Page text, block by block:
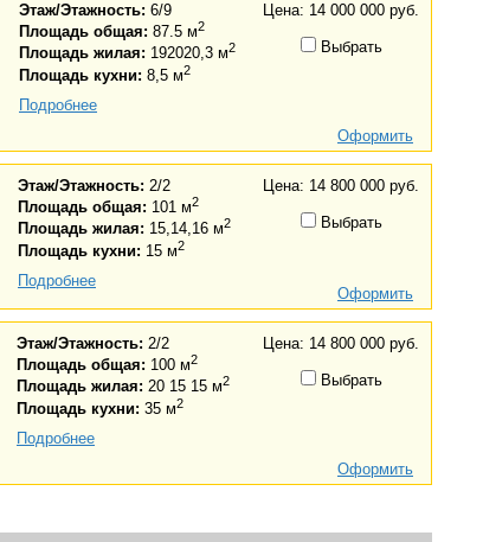
Этаж/Этажность: 6/9
Площадь общая: 87.5 м2
Площадь жилая: 192020,3 м2
Площадь кухни: 8,5 м2
Подробнее
Цена: 14 000 000 руб.
Выбрать
Оформить
Этаж/Этажность: 2/2
Площадь общая: 101 м2
Площадь жилая: 15,14,16 м2
Площадь кухни: 15 м2
Подробнее
Цена: 14 800 000 руб.
Выбрать
Оформить
Этаж/Этажность: 2/2
Площадь общая: 100 м2
Площадь жилая: 20 15 15 м2
Площадь кухни: 35 м2
Подробнее
Цена: 14 800 000 руб.
Выбрать
Оформить